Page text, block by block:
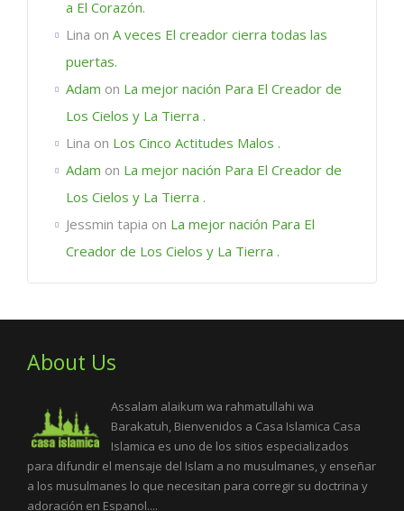
a El Corazón.
Lina on A veces El creador cierra todas las
puertas.
Adam on La mejor nación Para El Creador de
Los Cielos y La Tierra .
Lina on Los Cinco Actitudes Malos .
Adam on La mejor nación Para El Creador de
Los Cielos y La Tierra .
Jessmin tapia on La mejor nación Para El
Creador de Los Cielos y La Tierra .
About Us
Assalam alaikum wa rahmatullahi wa
Barakatuh, Bienvenidos a Casa Islamica Casa
Islamica es uno de los sitios especializados
para difundir el mensaje del Islam a no musulmanes, y enseñar
a los musulmanes lo que necesitan para corregir su doctrina y
adoración en Espanol....